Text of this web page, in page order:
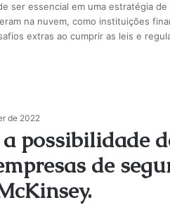
ser essencial em uma estratégia
na nuvem, como instituições
extras ao cumprir as leis e
de 2022
possibilidade
de